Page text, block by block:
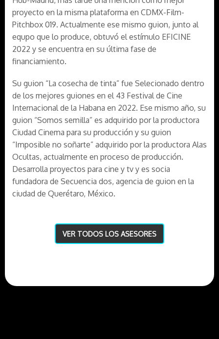
proyecto en la misma plataforma en CDMX-Film-
Pitchbox 019. Actualmente ese mismo guion, junto al
equpo que lo produce, obtuvó el estímulo EFICINE
2022 y se encuentra en su última fase de
financiamiento.
Su guion “La cosecha de tinta” fue Selecionado dentro
de los mejores guiones en el 43 Festival de Cine
Internacional de la Habana en 2022. Ese mismo año, su
guion “Somos semilla” es adquirido por la productora
Ciudad Cinema para su producción y su guion
“Imposible no soñarte” adquirido por la productora Alas
Ocultas, actualmente en proceso de producción.
Desarrolla proyectos para cine y tv y es socia
fundadora de Secuencia dos, agencia de guion en la
ciudad de Querétaro, México.
VER TODOS LOS ASESORES